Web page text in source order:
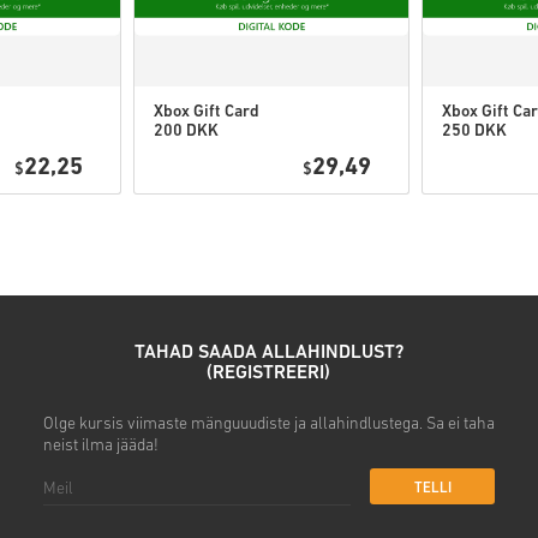
$22,25
Xbox Gift Card
200 DKK
$29,49
Xbox Gift
250 DKK
TAHAD SAADA ALLAHINDLUST?
(REGISTREERI)
Olge kursis viimaste mänguuudiste ja allahindlustega. Sa ei taha
neist ilma jääda!
TELLI